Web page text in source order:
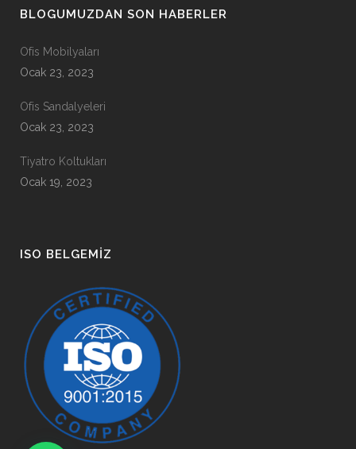
BLOGUMUZDAN SON HABERLER
Ofis Mobilyaları
Ocak 23, 2023
Ofis Sandalyeleri
Ocak 23, 2023
Tiyatro Koltukları
Ocak 19, 2023
ISO BELGEMIZ